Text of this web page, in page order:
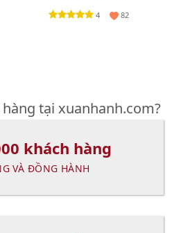
4 82
tại xuanhanh.com?
khách hàng
VÀ ĐỒNG HÀNH